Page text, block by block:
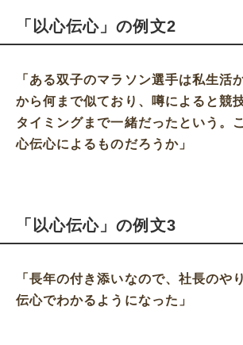
「以心伝心」の例文2
「ある双子のマラソン選手は私生活
から何まで似ており、噂によると競
タイミングまで一緒だったという。
心伝心によるものだろうか」
「以心伝心」の例文3
「長年の付き添いなので、社長のや
伝心でわかるようになった」